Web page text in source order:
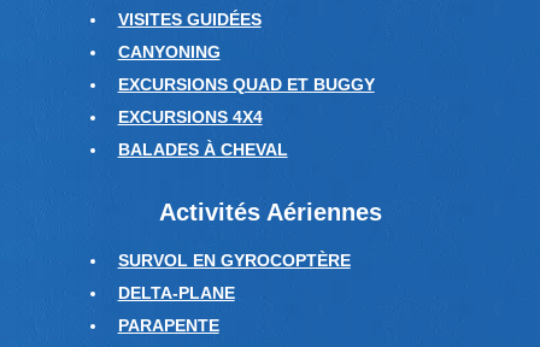
VISITES GUIDÉES
CANYONING
EXCURSIONS QUAD ET BUGGY
EXCURSIONS 4X4
BALADES À CHEVAL
Activités Aériennes
SURVOL EN GYROCOPTÈRE
DELTA-PLANE
PARAPENTE